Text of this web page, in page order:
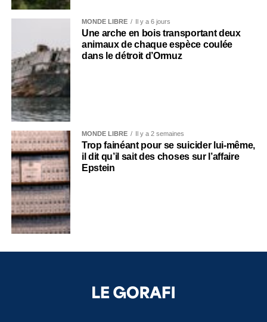
MONDE LIBRE Il y a 6 jours
Une arche en bois transportant deux
animaux de chaque espèce coulée
dans le détroit d’Ormuz
MONDE LIBRE Il y a 2 semaines
Trop fainéant pour se suicider lui-même,
il dit qu’il sait des choses sur l’affaire
Epstein